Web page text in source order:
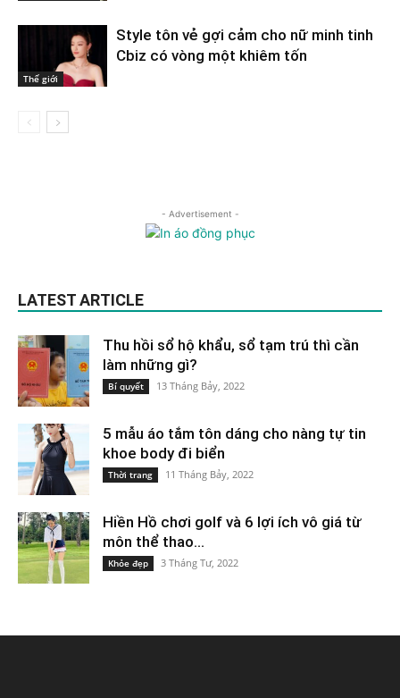
Thế giới
Style tôn vẻ gợi cảm cho nữ minh tinh
Cbiz có vòng một khiêm tốn
- Advertisement -
LATEST ARTICLE
Thu hồi sổ hộ khẩu, sổ tạm trú thì cần
làm những gì?
Bí quyết 13 Tháng Bảy, 2022
5 mẫu áo tắm tôn dáng cho nàng tự tin
khoe body đi biển
Thời trang 11 Tháng Bảy, 2022
Hiền Hồ chơi golf và 6 lợi ích vô giá từ
môn thể thao...
Khỏe đẹp 3 Tháng Tư, 2022